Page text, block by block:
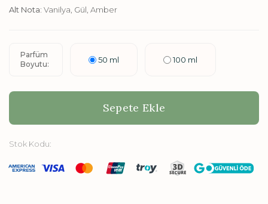
Alt Nota: Vanilya, Gül, Amber
Parfüm
Boyutu:
50 ml 100 ml
Sepete Ekle
Stok Kodu: